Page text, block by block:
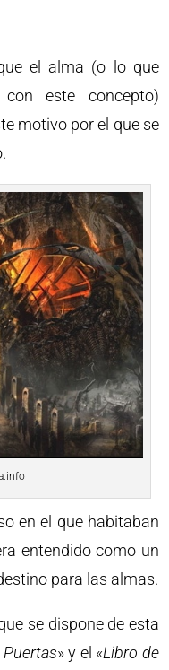
el alma (o lo que
con este concepto)
motivo por el que se
en el que habitaban
entendido como un
para las almas.
se dispone de esta
» y el «Libro de